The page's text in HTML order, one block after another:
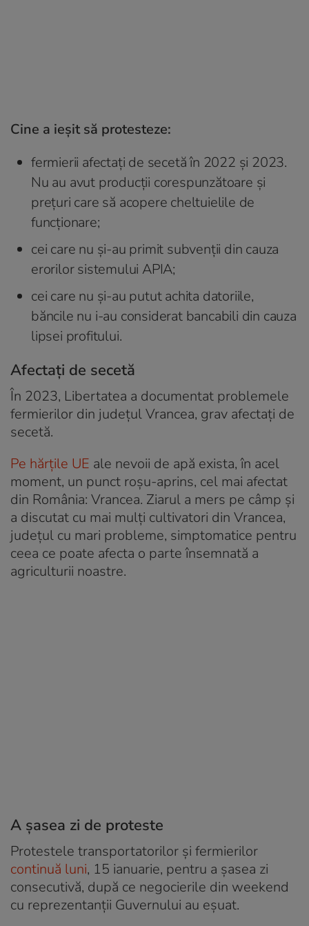
Cine a ieșit să protesteze:
fermierii afectați de secetă în 2022 și 2023.
Nu au avut producții corespunzătoare și
prețuri care să acopere cheltuielile de
funcționare;
cei care nu și-au primit subvenții din cauza
erorilor sistemului APIA;
cei care nu și-au putut achita datoriile,
băncile nu i-au considerat bancabili din cauza
lipsei profitului.
Afectați de secetă
În 2023, Libertatea a documentat problemele
fermierilor din județul Vrancea, grav afectați de
secetă.
Pe hărțile UE ale nevoii de apă exista, în acel
moment, un punct roșu-aprins, cel mai afectat
din România: Vrancea. Ziarul a mers pe câmp și
a discutat cu mai mulți cultivatori din Vrancea,
județul cu mari probleme, simptomatice pentru
ceea ce poate afecta o parte însemnată a
agriculturii noastre.
A șasea zi de proteste
Protestele transportatorilor și fermierilor
continuă luni, 15 ianuarie, pentru a șasea zi
consecutivă, după ce negocierile din weekend
cu reprezentanții Guvernului au eșuat.